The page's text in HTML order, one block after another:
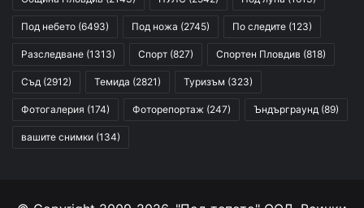
Под небето (6493) Под ножа (2745) По следите (123)
Разследване (1313) Спорт (827) Спортен Пловдив (818)
Съд (2912) Темида (2821) Туризъм (323)
Фотогалерия (174) Фоторепортаж (247) Ъндърграунд (89)
вашите снимки (134)